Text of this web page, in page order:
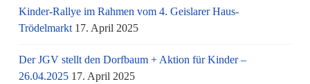
Kinder-Rallye im Rahmen vom 4. Geislarer Haus-
Trödelmarkt 17. April 2025
Der JGV stellt den Dorfbaum + Aktion für Kinder –
26.04.2025 17. April 2025